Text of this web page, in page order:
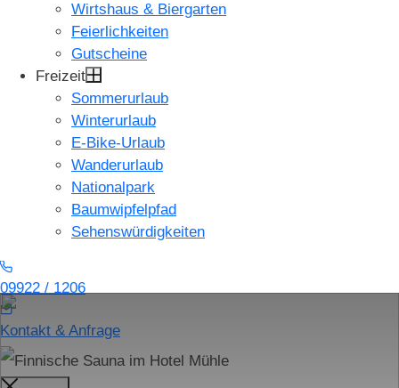
Wirtshaus & Biergarten
Feierlichkeiten
Gutscheine
Freizeit
Sommerurlaub
Winterurlaub
E-Bike-Urlaub
Wanderurlaub
Nationalpark
Baumwipfelpfad
Sehenswürdigkeiten
09922 / 1206
Kontakt & Anfrage